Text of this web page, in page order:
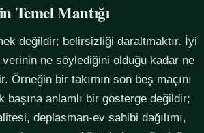
Temel Mantığı
değildir; belirsizliği daraltmaktır. İyi
ne söylediğini olduğu kadar ne
Örneğin bir takımın son beş maçını
başına anlamlı bir gösterge değildir;
deplasman-ev sahibi dağılımı,